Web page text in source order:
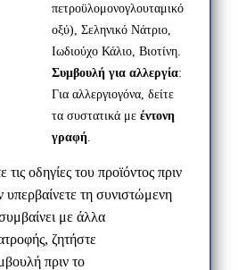
πετροϋλομονογλουταμικό
οξύ), Σεληνικό Νάτριο,
Ιωδιούχο Κάλιο, Βιοτίνη.
Συμβουλή για αλλεργία:
Για αλλεργιογόνα, δείτε
τα συστατικά με έντονη
γραφή
οδηγίες του προϊόντος πριν
τη συνιστώμενη
με άλλα
ζητήστε
πριν το